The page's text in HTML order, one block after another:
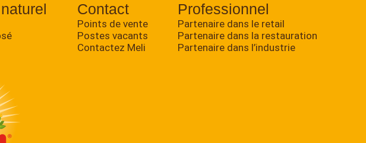
Contact
Points de vente
Postes vacants
Contactez Meli
Professionnel
Partenaire dans le retail
Partenaire dans la restauration
Partenaire dans l’industrie